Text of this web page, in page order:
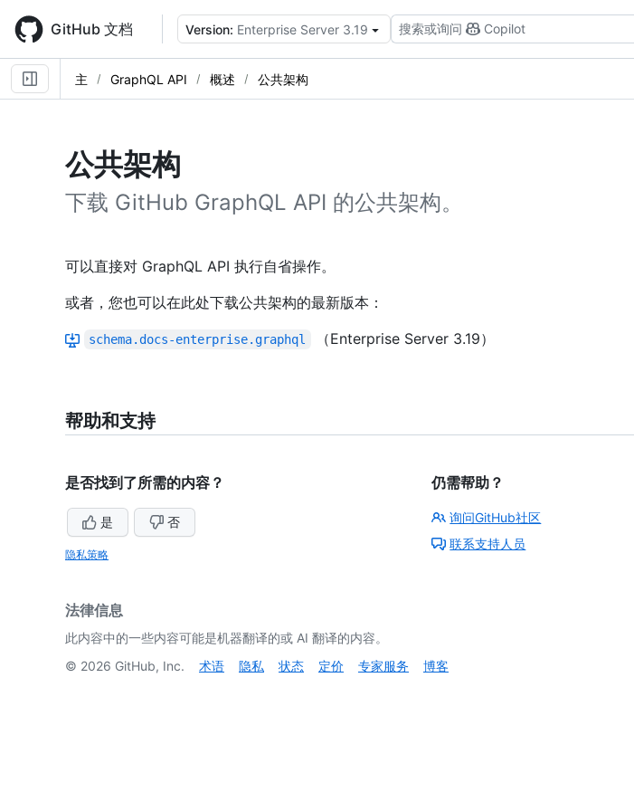
main
content
GitHub 文档 Version: Enterprise Server 3.19 搜索或询问 Copilot
主 GraphQL API 概述 公共架构
公共架构
下载 GitHub GraphQL API 的公共架构。
可以直接对 GraphQL API 执行自省操作。
或者，您也可以在此处下载公共架构的最新版本：
schema.docs-enterprise.graphql （Enterprise Server 3.19）
帮助和支持
是否找到了所需的内容？
是 否
隐私策略
仍需帮助？
询问GitHub社区
联系支持人员
法律信息
此内容中的一些内容可能是机器翻译的或 AI 翻译的内容。
© 2026 GitHub, Inc. 术语 隐私 状态 定价 专家服务 博客